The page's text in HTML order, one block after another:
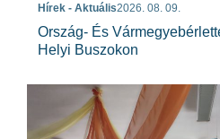
Hírek - Aktuális2026. 08. 09.
Ország- És
Helyi Buszokon